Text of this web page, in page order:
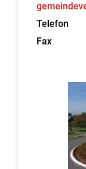
Telefon
Fax